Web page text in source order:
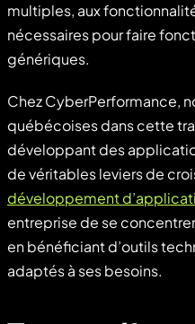
multiples, aux
nécessaires pour faire
génériques.
Chez CyberPerformance,
québécoises dans cette
développant des
de véritables leviers de
développement
entreprise de se
en bénéficiant d’outils
adaptés à ses besoins.